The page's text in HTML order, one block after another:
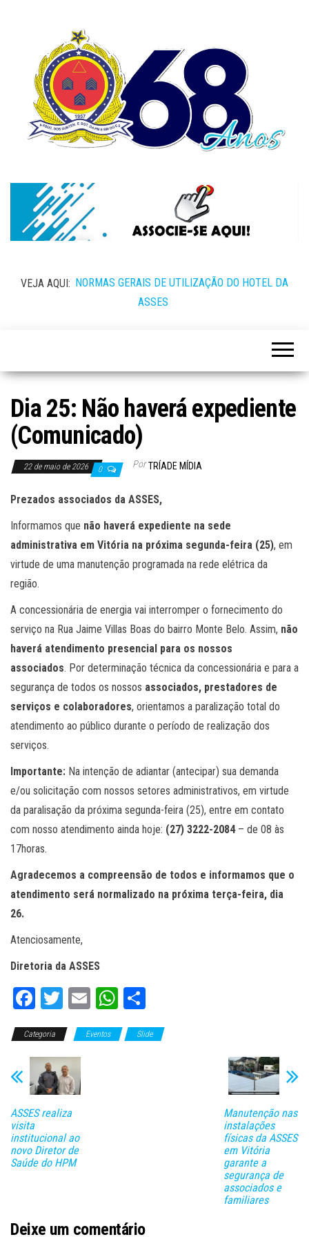
VEJA AQUI: NORMAS GERAIS DE UTILIZAÇÃO DO HOTEL DA
ASSES
Dia 25: Não haverá expediente
(Comunicado)
22 de maio de 2026 0 Por TRÍADE MÍDIA
Prezados associados da ASSES,
Informamos que não haverá expediente na sede
administrativa em Vitória na próxima segunda-feira (25), em
virtude de uma manutenção programada na rede elétrica da
região.
A concessionária de energia vai interromper o fornecimento do
serviço na Rua Jaime Villas Boas do bairro Monte Belo. Assim, não
haverá atendimento presencial para os nossos
associados. Por determinação técnica da concessionária e para a
segurança de todos os nossos associados, prestadores de
serviços e colaboradores, orientamos a paralização total do
atendimento ao público durante o período de realização dos
serviços.
Importante: Na intenção de adiantar (antecipar) sua demanda
e/ou solicitação com nossos setores administrativos, em virtude
da paralisação da próxima segunda-feira (25), entre em contato
com nosso atendimento ainda hoje: (27) 3222-2084 – de 08 às
17horas.
Agradecemos a compreensão de todos e informamos que o
atendimento será normalizado na próxima terça-feira, dia
26.
Atenciosamente,
Diretoria da ASSES
Fa
bo
ok
T
tt
er
E
ail
W
ts m
Categoria Eventos Slide
ASSES realiza
visita
institucional ao
novo Diretor de
Saúde do HPM
Manutenção nas
instalações
físicas da ASSES
em Vitória
garante a
segurança de
associados e
familiares
Deixe um comentário